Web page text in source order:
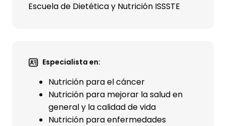
Escuela de Dietética y Nutrición ISSSTE
Especialista en:
Nutrición para el cáncer
Nutrición para mejorar la salud en
general y la calidad de vida
Nutrición para enfermedades